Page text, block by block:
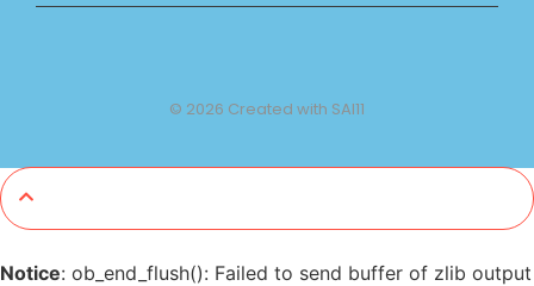
© 2026 Created with SAI11
Notice: ob_end_flush(): Failed to send buffer of zlib output